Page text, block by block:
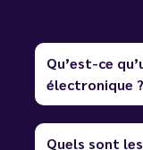
Qu’est-ce
électronique ?
Quels sont